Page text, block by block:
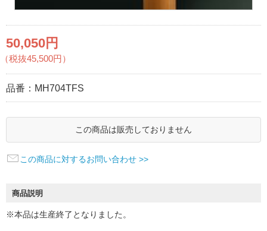
50,050円
（税抜45,500円）
品番： MH704TFS
この商品は販売しておりません
この商品に対するお問い合わせ >>
商品説明
※本品は生産終了となりました。